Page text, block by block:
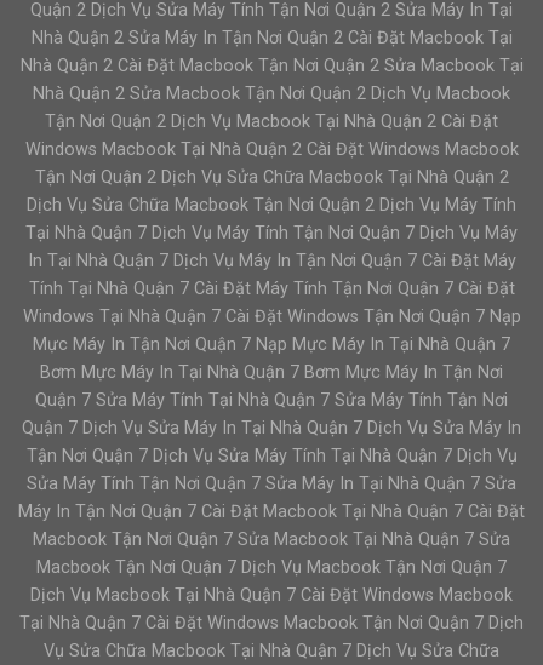
Quận 2 Dịch Vụ Sửa Máy Tính Tận Nơi Quận 2 Sửa Máy In Tại
Nhà Quận 2 Sửa Máy In Tận Nơi Quận 2 Cài Đặt Macbook Tại
Nhà Quận 2 Cài Đặt Macbook Tận Nơi Quận 2 Sửa Macbook Tại
Nhà Quận 2 Sửa Macbook Tận Nơi Quận 2 Dịch Vụ Macbook
Tận Nơi Quận 2 Dịch Vụ Macbook Tại Nhà Quận 2 Cài Đặt
Windows Macbook Tại Nhà Quận 2 Cài Đặt Windows Macbook
Tận Nơi Quận 2 Dịch Vụ Sửa Chữa Macbook Tại Nhà Quận 2
Dịch Vụ Sửa Chữa Macbook Tận Nơi Quận 2 Dịch Vụ Máy Tính
Tại Nhà Quận 7 Dịch Vụ Máy Tính Tận Nơi Quận 7 Dịch Vụ Máy
In Tại Nhà Quận 7 Dịch Vụ Máy In Tận Nơi Quận 7 Cài Đặt Máy
Tính Tại Nhà Quận 7 Cài Đặt Máy Tính Tận Nơi Quận 7 Cài Đặt
Windows Tại Nhà Quận 7 Cài Đặt Windows Tận Nơi Quận 7 Nạp
Mực Máy In Tận Nơi Quận 7 Nạp Mực Máy In Tại Nhà Quận 7
Bơm Mực Máy In Tại Nhà Quận 7 Bơm Mực Máy In Tận Nơi
Quận 7 Sửa Máy Tính Tại Nhà Quận 7 Sửa Máy Tính Tận Nơi
Quận 7 Dịch Vụ Sửa Máy In Tại Nhà Quận 7 Dịch Vụ Sửa Máy In
Tận Nơi Quận 7 Dịch Vụ Sửa Máy Tính Tại Nhà Quận 7 Dịch Vụ
Sửa Máy Tính Tận Nơi Quận 7 Sửa Máy In Tại Nhà Quận 7 Sửa
Máy In Tận Nơi Quận 7 Cài Đặt Macbook Tại Nhà Quận 7 Cài Đặt
Macbook Tận Nơi Quận 7 Sửa Macbook Tại Nhà Quận 7 Sửa
Macbook Tận Nơi Quận 7 Dịch Vụ Macbook Tận Nơi Quận 7
Dịch Vụ Macbook Tại Nhà Quận 7 Cài Đặt Windows Macbook
Tại Nhà Quận 7 Cài Đặt Windows Macbook Tận Nơi Quận 7 Dịch
Vụ Sửa Chữa Macbook Tại Nhà Quận 7 Dịch Vụ Sửa Chữa